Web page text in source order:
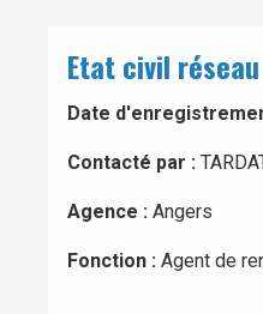
Etat civil réseau
Date
Contacté par :
Agence : Angers
Fonction : Agent de